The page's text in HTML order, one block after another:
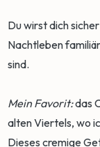
Du wirst dich
Nachtleben
sind.
Mein Favorit:das
alten Viertels, wo
Dieses cremige